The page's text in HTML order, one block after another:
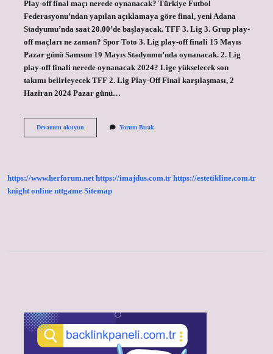
Play-off final maçı nerede oynanacak? Türkiye Futbol
Federasyonu’ndan yapılan açıklamaya göre final, yeni Adana
Stadyumu’nda saat 20.00’de başlayacak. TFF 3. Lig 3. Grup play-
off maçları ne zaman? Spor Toto 3. Lig play-off finali 15 Mayıs
Pazar günü Samsun 19 Mayıs Stadyumu’nda oynanacak. 2. Lig
play-off finali nerede oynanacak 2024? Lige yükselecek son
takımı belirleyecek TFF 2. Lig Play-Off Final karşılaşması, 2
Haziran 2024 Pazar günü…
Devamını okuyun3
Oynanacak
Yorum Bırak
https://www.herforum.net https://imajdus.com.tr https://estetikline.com.tr
knight online nttgame Sitemap